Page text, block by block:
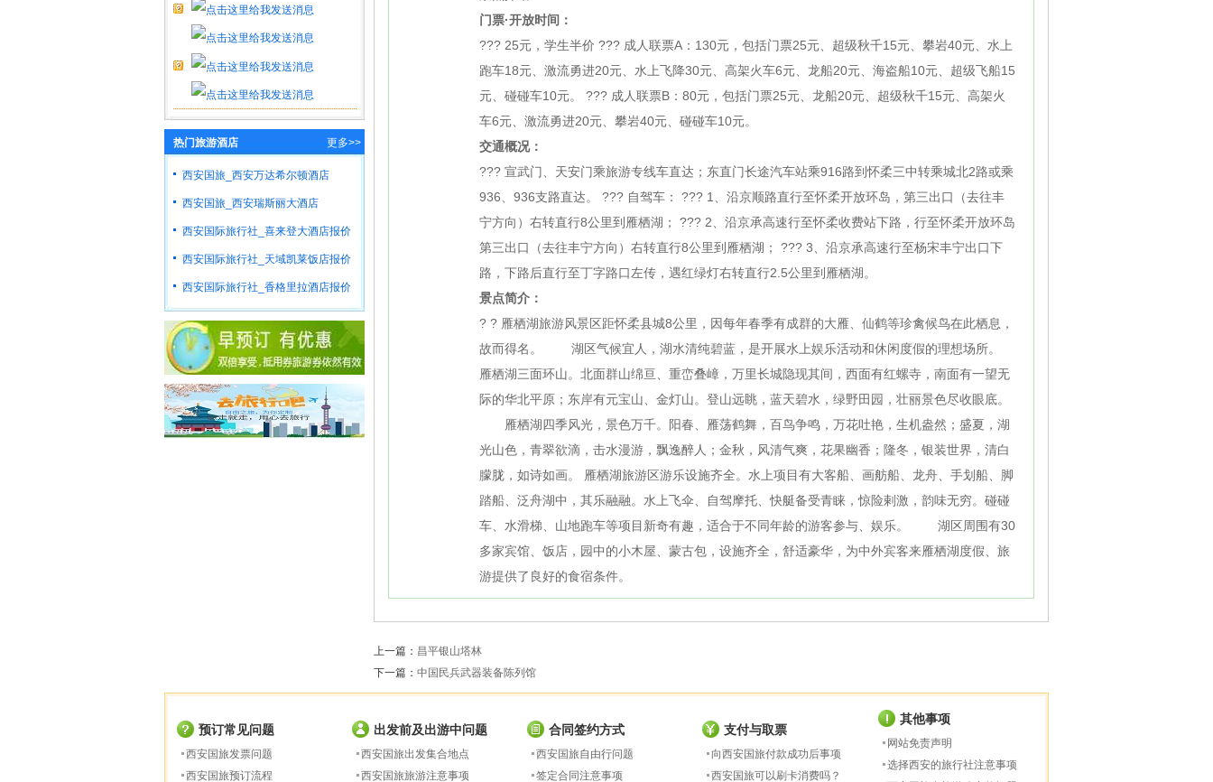
热门旅游酒店 更多>>
西安国旅_西安万达希尔顿酒店
西安国旅_西安瑞斯丽大酒店
西安国际旅行社_喜来登大酒店报价
西安国际旅行社_天域凯莱饭店报价
西安国际旅行社_香格里拉酒店报价
门票·开放时间：
??? 25元，学生半价 ??? 成人联票A：130元，包括门票25元、超级秋千15元、攀岩40元、水上
跑车18元、激流勇进20元、水上飞降30元、高架火车6元、龙船20元、海盗船10元、超级飞船15
元、碰碰车10元。 ??? 成人联票B：80元，包括门票25元、龙船20元、超级秋千15元、高架火
车6元、激流勇进20元、攀岩40元、碰碰车10元。
交通概况：
??? 宣武门、天安门乘旅游专线车直达；东直门长途汽车站乘916路到怀柔三中转乘城北2路或乘
936、936支路直达。 ??? 自驾车： ??? 1、沿京顺路直行至怀柔开放环岛，第三出口（去往丰
宁方向）右转直行8公里到雁栖湖； ??? 2、沿京承高速行至怀柔收费站下路，行至怀柔开放环岛
第三出口（去往丰宁方向）右转直行8公里到雁栖湖； ??? 3、沿京承高速行至杨宋丰宁出口下
路，下路后直行至丁字路口左传，遇红绿灯右转直行2.5公里到雁栖湖。
景点简介：
? ? 雁栖湖旅游风景区距怀柔县城8公里，因每年春季有成群的大雁、仙鹤等珍禽候鸟在此栖息，
故而得名。 湖区气候宜人，湖水清纯碧蓝，是开展水上娱乐活动和休闲度假的理想场所。
雁栖湖三面环山。北面群山绵亘、重峦叠嶂，万里长城隐现其间，西面有红螺寺，南面有一望无
际的华北平原；东岸有元宝山、金灯山。登山远眺，蓝天碧水，绿野田园，壮丽景色尽收眼底。
雁栖湖四季风光，景色万千。阳春、雁荡鹤舞，百鸟争鸣，万花吐艳，生机盎然；盛夏，湖
光山色，青翠欲滴，击水漫游，飘逸醉人；金秋，风清气爽，花果幽香；隆冬，银装世界，清白
朦胧，如诗如画。 雁栖湖旅游区游乐设施齐全。水上项目有大客船、画舫船、龙舟、手划船、脚
踏船、泛舟湖中，其乐融融。水上飞伞、自驾摩托、快艇备受青睐，惊险剌激，韵味无穷。碰碰
车、水滑梯、山地跑车等项目新奇有趣，适合于不同年龄的游客参与、娱乐。 湖区周围有30
多家宾馆、饭店，园中的小木屋、蒙古包，设施齐全，舒适豪华，为中外宾客来雁栖湖度假、旅
游提供了良好的食宿条件。
上一篇： 昌平银山塔林
下一篇： 中国民兵武器装备陈列馆
预订常见问题
西安国旅发票问题
西安国旅预订流程
出发前及出游中问题
西安国旅出发集合地点
西安国旅旅游注意事项
合同签约方式
西安国旅自由行问题
签定合同注意事项
支付与取票
向西安国旅付款成功后事项
西安国旅可以刷卡消费吗？
其他事项
网站免责声明
选择西安的旅行社注意事项